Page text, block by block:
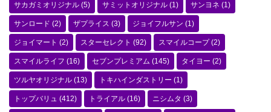
サカガミオリジナル (5) サミットオリジナル (1) サンヨネ (1)
サンロード (2) ザプライス (3) ジョイフルサン (1)
ジョイマート (2) スターセレクト (92) スマイルコープ(2)
スマイルライフ (16) セブンプレミアム (145) タイヨー (2)
ツルヤオリジナル (13) トキハインダストリー (1)
トップバリュ (412) トライアル (16) ニシムタ (3)